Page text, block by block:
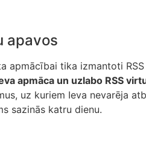
apavos
apmācībai tika izmantoti
apmāca un uzlabo RSS
uz kuriem Ieva nevarēja
sazinās katru dienu.